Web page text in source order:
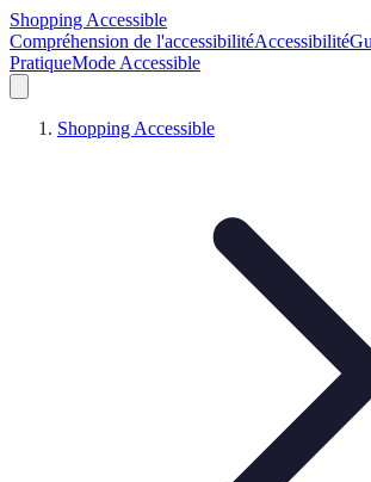
Shopping Accessible
Compréhension de l'accessibilitéAccessibilité
PratiqueMode Accessible
Shopping Accessible